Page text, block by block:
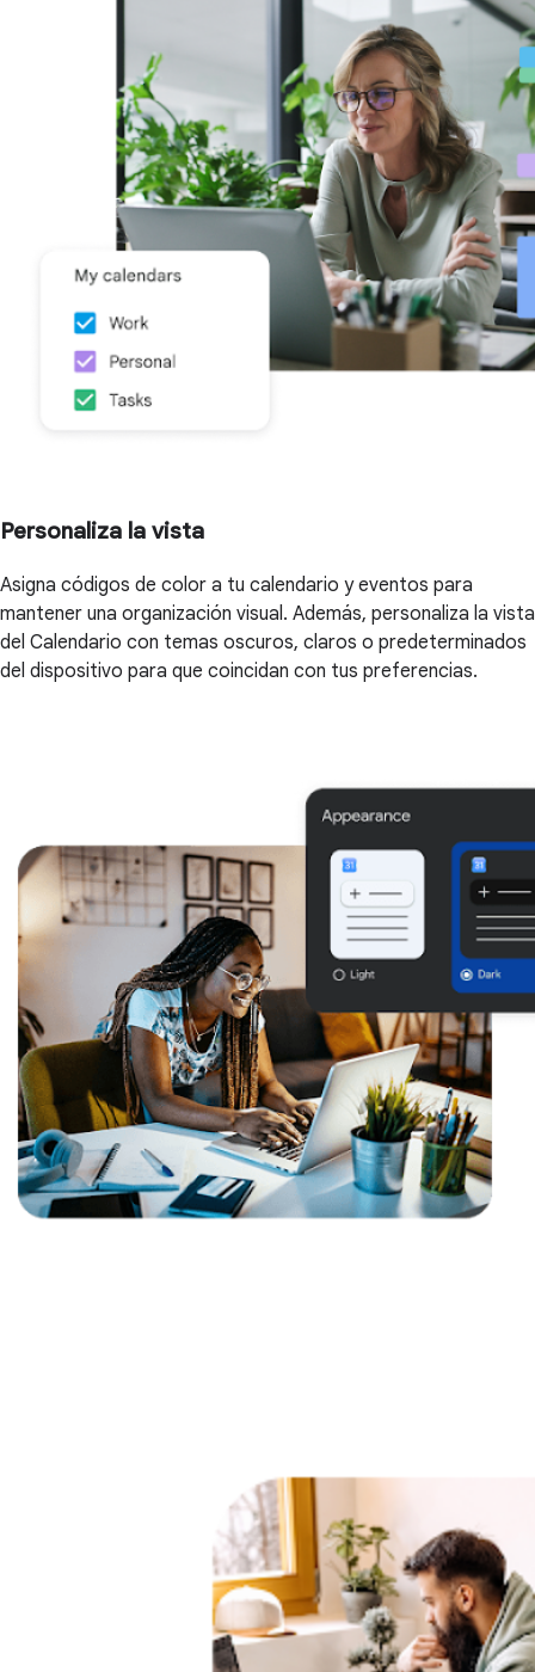
Personaliza la vista
Asigna códigos de color a tu calendario y eventos para
mantener una organización visual. Además, personaliza la vista
del Calendario con temas oscuros, claros o predeterminados
del dispositivo para que coincidan con tus preferencias.